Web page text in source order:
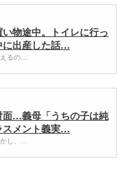
物途中。トイレに行っ
に出産した話…
るの…
面…義母「うちの子は純
スメント義実…
し、…